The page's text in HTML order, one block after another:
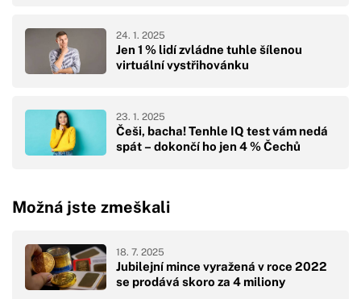
Jen 1 % lidí zvládne tuhle šílenou
virtuální vystřihovánku
24. 1. 2025
Češi, bacha! Tenhle IQ test vám nedá
spát – dokončí ho jen 4 % Čechů
23. 1. 2025
Možná jste zmeškali
Jubilejní mince vyražená v roce 2022
se prodává skoro za 4 miliony
18. 7. 2025